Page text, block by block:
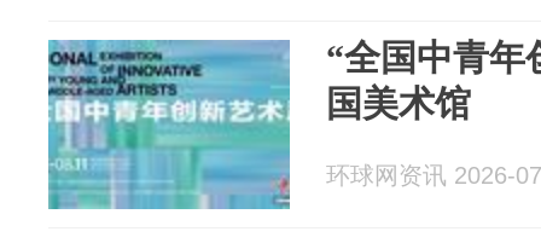
“全国中青年
国美术馆
环球网资讯 2026-